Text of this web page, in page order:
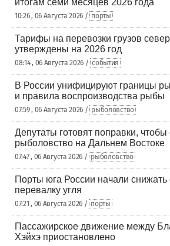
итогам семи месяцев 2026 года
10:26 , 06 Августа 2026 / порты
Тарифы на перевозки грузов
утверждены на 2026 год
08:14 , 06 Августа 2026 / события
В России унифицируют границы
и правила воспроизводства рыбы
07:59 , 06 Августа 2026 / рыболовство
Депутаты готовят поправки,
рыболовство на Дальнем Востоке
07:47 , 06 Августа 2026 / рыболовство
Порты юга России начали снижать
перевалку угля
07:21 , 06 Августа 2026 / порты
Пассажирское движение между
Хэйхэ приостановлено